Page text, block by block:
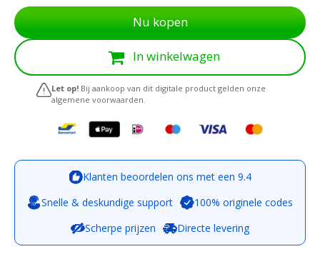
Nu kopen
In winkelwagen
Let op! Bij aankoop van dit digitale product gelden onze
algemene voorwaarden.
Klanten beoordelen ons met een 9.4
Snelle & deskundige support
100% originele codes
Scherpe prijzen
Directe levering